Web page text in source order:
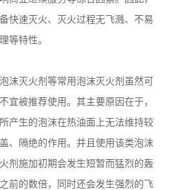
快速灭火、灭火过程无飞溅、不易
等特性。
沫灭火剂等常用泡沫灭火剂虽然可
宜被推荐使用。其主要原因在于，
产生的泡沫在热油面上无法维持较
、隔绝的作用。并且使用该类泡沫
剂施加初期会发生短暂而猛烈的轰
前的数倍，同时还会发生强烈的飞